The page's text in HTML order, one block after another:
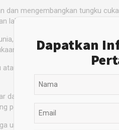
dan mengembangkan tungku
lahan tanpa bakar.
cuma kami saat ini
lahan tanpa dibakar.
limbah dari tebasan lahan,
dalam suatu tempat atau tungku
pertanian.
untuk penggumpal getah atau
Dapatkan